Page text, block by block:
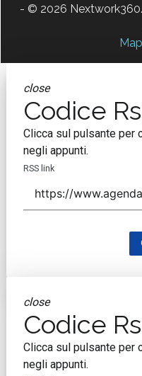
- © 2026 Nextwork360.
close
Codice
Clicca sul pulsante per
negli appunti.
RSS link
close
Codice
Clicca sul pulsante per
negli appunti.